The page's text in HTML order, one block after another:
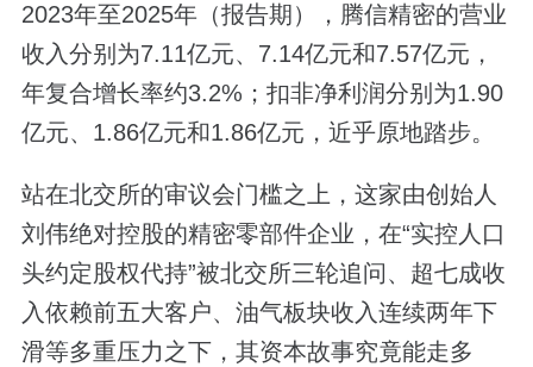
2023年至2025年（报告期），腾信精密的营业
收入分别为7.11亿元、7.14亿元和7.57亿元，
年复合增长率约3.2%；扣非净利润分别为1.90
亿元、1.86亿元和1.86亿元，近乎原地踏步。
站在北交所的审议会门槛之上，这家由创始人
刘伟绝对控股的精密零部件企业，在“实控人口
头约定股权代持”被北交所三轮追问、超七成收
入依赖前五大客户、油气板块收入连续两年下
滑等多重压力之下，其资本故事究竟能走多